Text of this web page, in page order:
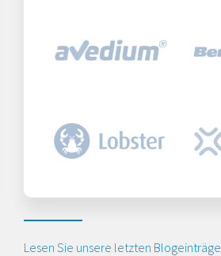
Lesen Sie unsere letzten Blogeinträge